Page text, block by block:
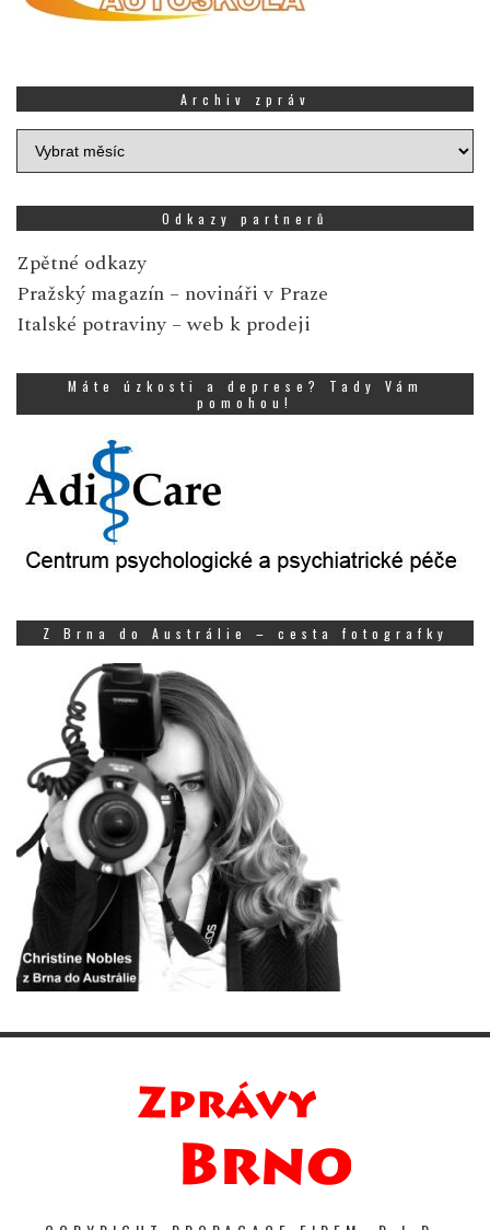
Archiv zpráv
Archiv
zpráv
Odkazy partnerů
Zpětné odkazy
Pražský magazín – novináři v Praze
Italské potraviny – web k prodeji
Máte úzkosti a deprese? Tady Vám
pomohou!
Z Brna do Austrálie – cesta fotografky